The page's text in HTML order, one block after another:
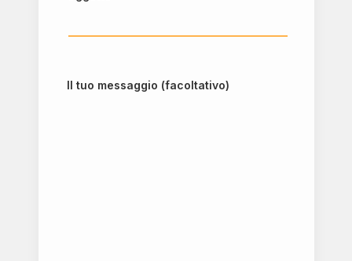
Il tuo messaggio (facoltativo)